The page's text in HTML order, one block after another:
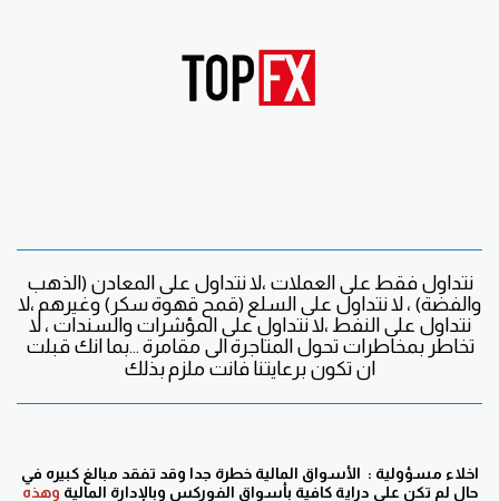
نتداول فقط على العملات ،لا نتداول على المعادن (الذهب
والفضة) ، لا نتداول على السلع (قمح قهوة سكر) وغيرهم ،لا
نتداول على النفط ،لا نتداول على المؤشرات والسندات ، لا
تخاطر بمخاطرات تحول المتاجرة الى مقامرة ...بما انك قبلت
ان تكون برعايتنا فانت ملزم بذلك
اخلاء مسؤولية : الأسواق المالية خطرة جدا وقد تفقد مبالغ كبيره في
حال لم تكن على دراية كافية بأسواق الفوركس وبالإدارة المالية وهذه